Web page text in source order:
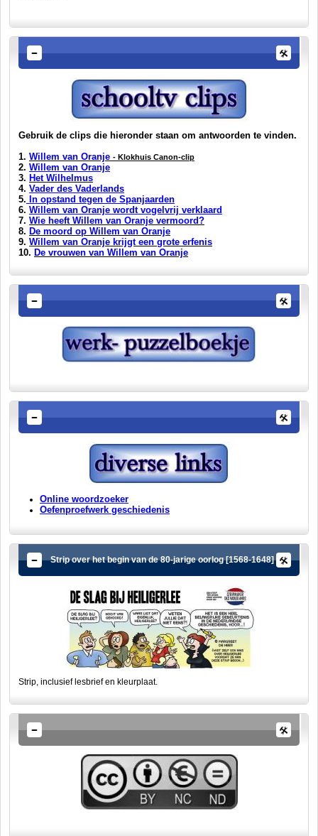
Gebruik de clips die hieronder staan om antwoorden te vinden.
1. Willem van Oranje - Klokhuis Canon-clip
2. Willem van Oranje
3. Het Wilhelmus
4. Vader des Vaderlands
5. In opstand tegen de Spanjaarden
6. Willem van Oranje wordt vogelvrij verklaard
7. Wie heeft Willem van Oranje vermoord?
8. De moord op Willem van Oranje
9. Willem van Oranje krijgt een grote erfenis
10. De vrouwen van Willem van Oranje
Online woordzoeker
Oefenproefwerk geschiedenis
Strip over het begin van de 80-jarige oorlog [1568-1648]
Strip, inclusief lesbrief en kleurplaat.